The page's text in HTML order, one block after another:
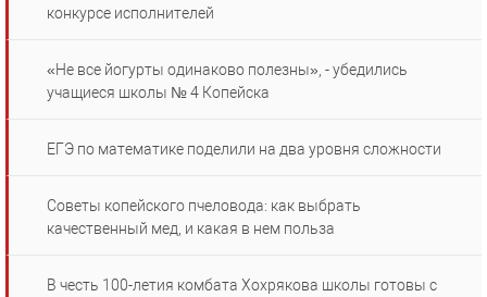
конкурсе исполнителей
«Не все йогурты одинаково полезны», - убедились
учащиеся школы № 4 Копейска
ЕГЭ по математике поделили на два уровня сложности
Советы копейского пчеловода: как выбрать
качественный мед, и какая в нем польза
В честь 100-летия комбата Хохрякова школы готовы с